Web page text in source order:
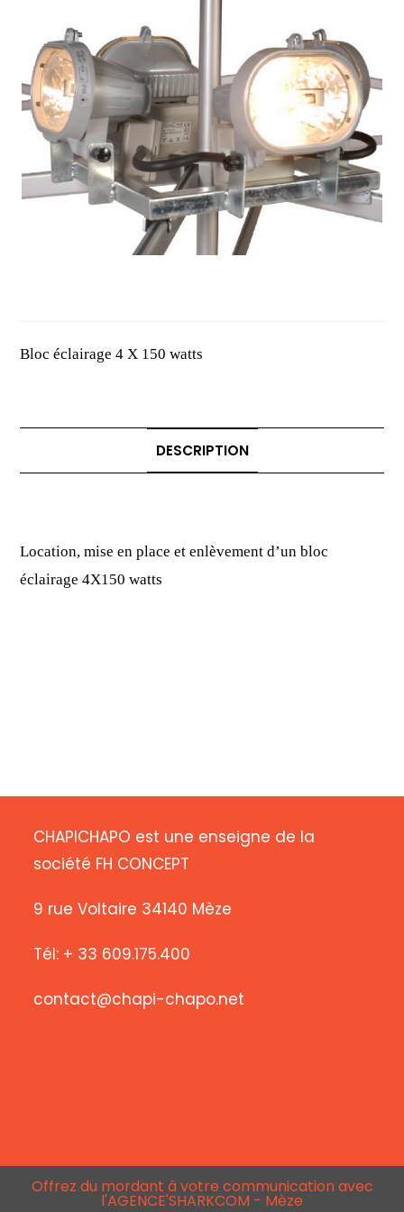
Bloc éclairage 4 X 150 watts
DESCRIPTION
Location, mise en place et enlèvement d’un bloc
éclairage 4X150 watts
CHAPICHAPO est une enseigne de la
société FH CONCEPT
9 rue Voltaire 34140 Mèze
Tél: + 33 609.175.400
contact@chapi-chapo.net
Offrez du mordant à votre communication avec
l'AGENCE'SHARKCOM - Mèze